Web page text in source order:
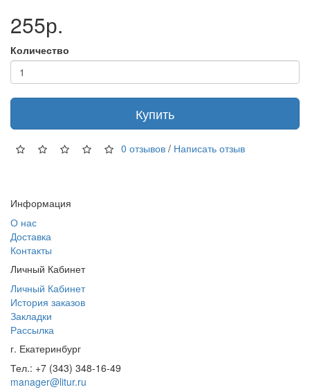
255р.
Количество
Купить
0 отзывов / Написать отзыв
Информация
О нас
Доставка
Контакты
Личный Кабинет
Личный Кабинет
История заказов
Закладки
Рассылка
г. Екатеринбург
Тел.: +7 (343) 348-16-49
manager@litur.ru